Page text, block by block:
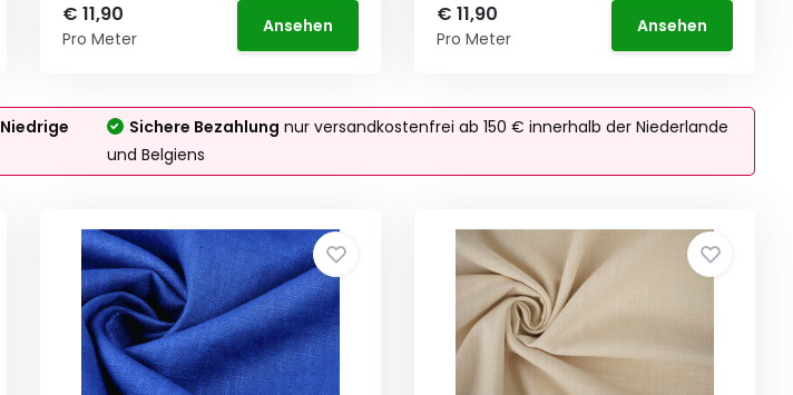
€ 11,90
Pro Meter
Ansehen € 11,90
Pro Meter
Ansehen
Niedrige
Sichere Bezahlung nur versandkostenfrei ab 150 € innerhalb der Niederlande
und Belgiens